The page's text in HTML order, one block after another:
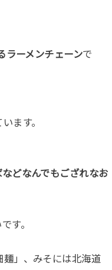
ラーメンチェーンで
ます。
どなんでもござれなお
す。
麺」、みそには北海道